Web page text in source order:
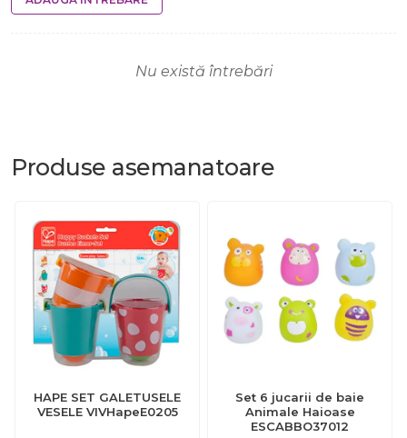
Nu există întrebări
Produse asemanatoare
HAPE SET GALETUSELE
VESELE VIVHapeE0205
Set 6 jucarii de baie
Animale Haioase
ESCABBO37012